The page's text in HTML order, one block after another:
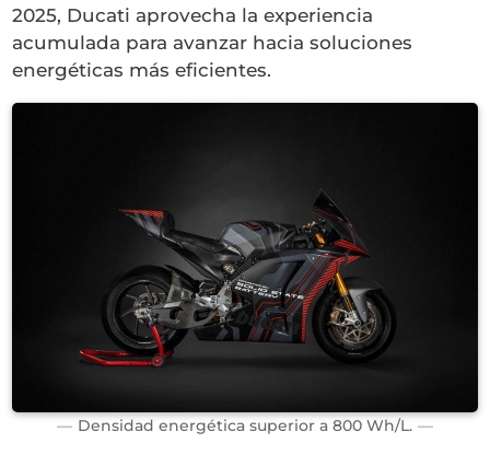
2025, Ducati aprovecha la experiencia
acumulada para avanzar hacia soluciones
energéticas más eficientes.
Densidad energética superior a 800 Wh/L.